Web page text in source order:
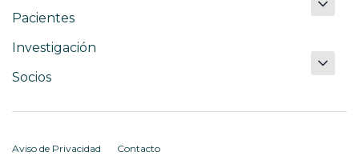
Pacientes
Investigación
Socios
Aviso de Privacidad Contacto